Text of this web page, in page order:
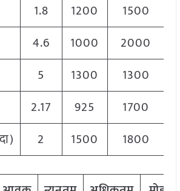
1.8 1200 1500
4.6 1000 2000
5 1300 1300
2.17 925 1700
2 1500 1800